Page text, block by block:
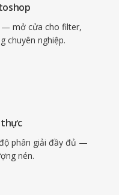
— mở cửa cho filter,
chuyên nghiệp.
phân giải đầy đủ —
nén.